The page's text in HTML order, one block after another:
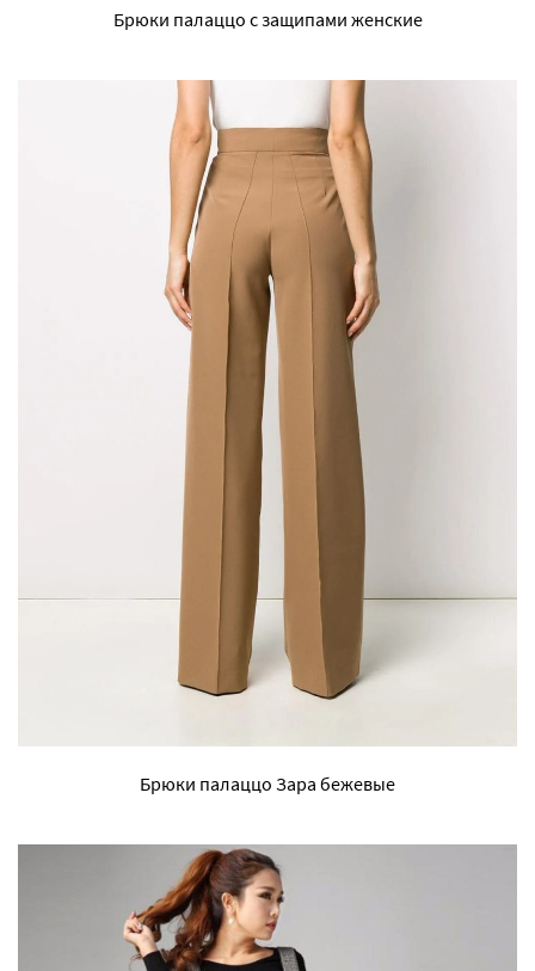
Брюки палаццо с защипами женские
Брюки палаццо Зара бежевые